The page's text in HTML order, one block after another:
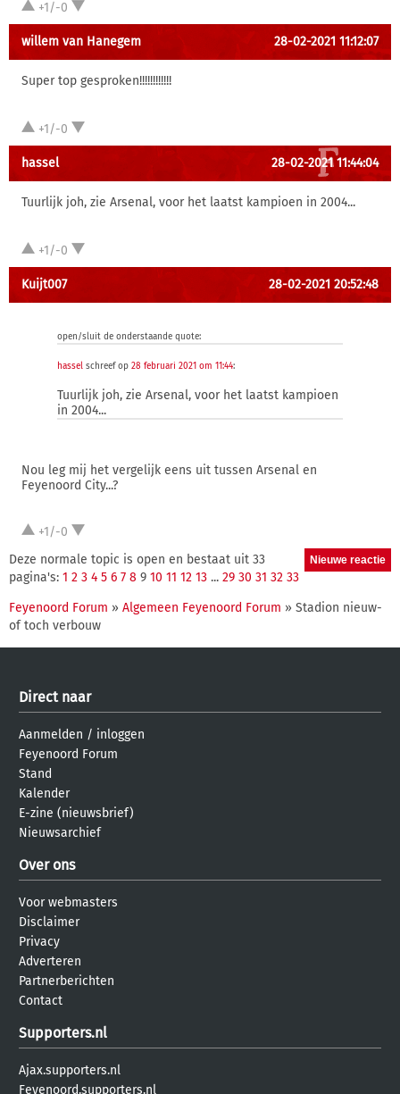
+1/-0
willem van Hanegem 28-02-2021 11:12:07
Super top gesproken!!!!!!!!!!!!
+1/-0
hassel 28-02-2021 11:44:04
Tuurlijk joh, zie Arsenal, voor het laatst kampioen in 2004...
+1/-0
Kuijt007 28-02-2021 20:52:48
open/sluit de onderstaande quote:
hassel schreef op 28 februari 2021 om 11:44:
Tuurlijk joh, zie Arsenal, voor het laatst kampioen
in 2004...
Nou leg mij het vergelijk eens uit tussen Arsenal en
Feyenoord City...?
+1/-0
Deze normale topic is open en bestaat uit 33
pagina's: 1 2 3 4 5 6 7 8 9 10 11 12 13 ... 29 30 31 32 33
Feyenoord Forum » Algemeen Feyenoord Forum » Stadion nieuw-
of toch verbouw
Direct naar
Aanmelden / inloggen
Feyenoord Forum
Stand
Kalender
E-zine (nieuwsbrief)
Nieuwsarchief
Over ons
Voor webmasters
Disclaimer
Privacy
Adverteren
Partnerberichten
Contact
Supporters.nl
Ajax.supporters.nl
Feyenoord.supporters.nl